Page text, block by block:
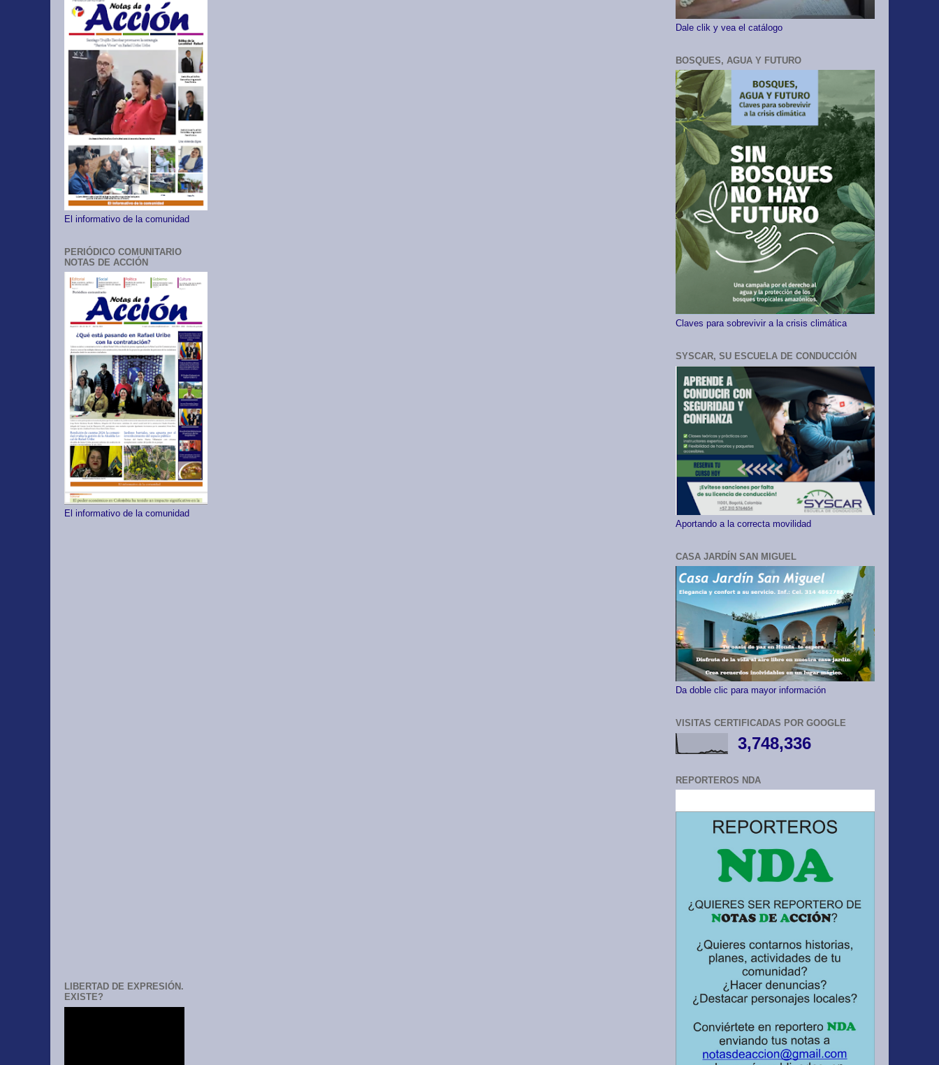
El informativo de la comunidad
PERIÓDICO COMUNITARIO
NOTAS DE ACCIÓN
El informativo de la comunidad
LIBERTAD DE EXPRESIÓN.
EXISTE?
Dale clik y vea el catálogo
BOSQUES, AGUA Y FUTURO
Claves para sobrevivir a la crisis climática
SYSCAR, SU ESCUELA DE CONDUCCIÓN
Aportando a la correcta movilidad
CASA JARDÍN SAN MIGUEL
Da doble clic para mayor información
VISITAS CERTIFICADAS POR GOOGLE
3,748,336
REPORTEROS NDA